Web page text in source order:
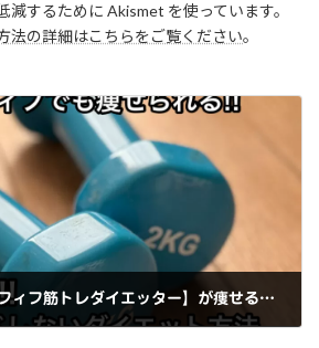
減するために Akismet を使っています。
法の詳細はこちらをご覧ください。
【10kg痩せたアラフィフ筋トレダイエッター】が痩せる仕組みと方法を徹底解説！